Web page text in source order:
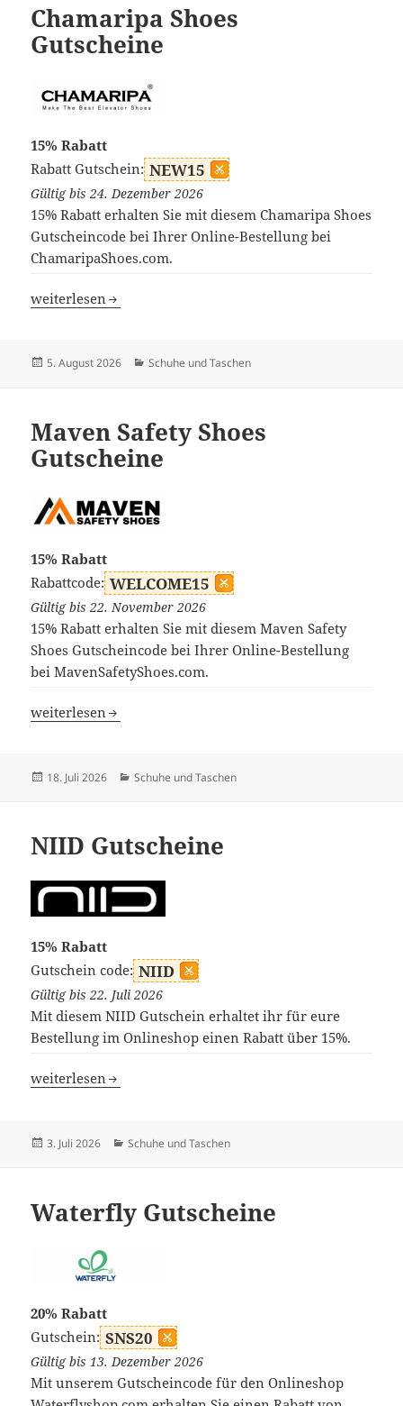
Chamaripa Shoes
Gutscheine
15% Rabatt
Rabatt Gutschein: NEW15
Gültig bis 24. Dezember 2026
15% Rabatt erhalten Sie mit diesem Chamaripa Shoes
Gutscheincode bei Ihrer Online-Bestellung bei
ChamaripaShoes.com.
Chamaripa Shoes Gutscheine
weiterlesen
Veröffentlicht
5. August 2026 Kategorien
Schuhe und Taschen
Maven Safety Shoes
Gutscheine
15% Rabatt
Rabattcode: WELCOME15
Gültig bis 22. November 2026
15% Rabatt erhalten Sie mit diesem Maven Safety
Shoes Gutscheincode bei Ihrer Online-Bestellung
bei MavenSafetyShoes.com.
Maven Safety Shoes Gutscheine
weiterlesen
Veröffentlicht
18. Juli 2026 Kategorien
Schuhe und Taschen
NIID Gutscheine
15% Rabatt
Gutschein code: NIID
Gültig bis 22. Juli 2026
Mit diesem NIID Gutschein erhaltet ihr für eure
Bestellung im Onlineshop einen Rabatt über 15%.
NIID Gutscheine
weiterlesen
Veröffentlicht
3. Juli 2026 Kategorien
Schuhe und Taschen
Waterfly Gutscheine
20% Rabatt
Gutschein: SNS20
Gültig bis 13. Dezember 2026
Mit unserem Gutscheincode für den Onlineshop